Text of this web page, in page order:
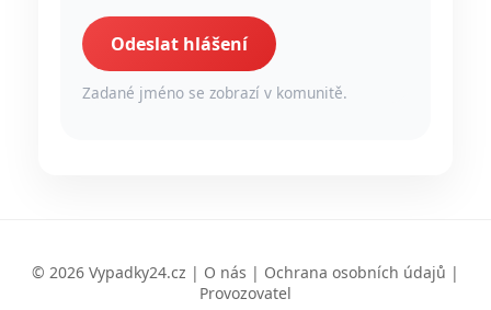
Odeslat hlášení
Zadané jméno se zobrazí v komunitě.
© 2026 Vypadky24.cz | O nás | Ochrana osobních údajů |
Provozovatel